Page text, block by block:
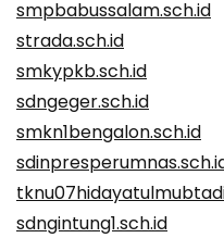
smpbabussalam.sch.id
strada.sch.id
smkypkb.sch.id
sdngeger.sch.id
smkn1bengalon.sch.id
sdngintung1.sch.id